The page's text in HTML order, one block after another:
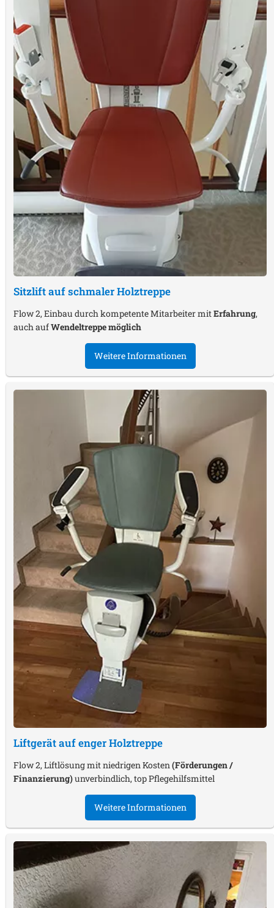
Sitzlift auf schmaler Holztreppe
Flow 2, Einbau durch kompetente Mitarbeiter mitErfahrung,
auch aufWendeltreppe möglich
Weitere Informationen
Liftgerät auf enger Holztreppe
Flow 2, Liftlösung mit niedrigen Kosten (Förderungen /
Finanzierung)unverbindlich, top Pflegehilfsmittel
Weitere Informationen